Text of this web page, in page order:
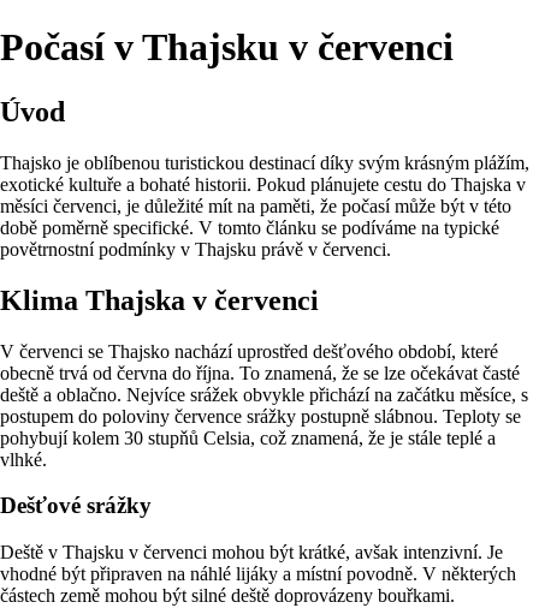
Počasí v Thajsku v červenci
Úvod
Thajsko je oblíbenou turistickou destinací díky svým krásným plážím,
exotické kultuře a bohaté historii. Pokud plánujete cestu do Thajska v
měsíci červenci, je důležité mít na paměti, že počasí může být v této
době poměrně specifické. V tomto článku se podíváme na typické
povětrnostní podmínky v Thajsku právě v červenci.
Klima Thajska v červenci
V červenci se Thajsko nachází uprostřed dešťového období, které
obecně trvá od června do října. To znamená, že se lze očekávat časté
deště a oblačno. Nejvíce srážek obvykle přichází na začátku měsíce, s
postupem do poloviny července srážky postupně slábnou. Teploty se
pohybují kolem 30 stupňů Celsia, což znamená, že je stále teplé a
vlhké.
Dešťové srážky
Deště v Thajsku v červenci mohou být krátké, avšak intenzivní. Je
vhodné být připraven na náhlé lijáky a místní povodně. V některých
částech země mohou být silné deště doprovázeny bouřkami.